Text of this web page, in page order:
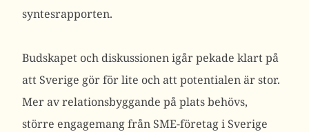
syntesrapporten.
Budskapet och diskussionen igår pekade klart på
att Sverige gör för lite och att potentialen är stor.
Mer av relationsbyggande på plats behövs,
större engagemang från SME-företag i Sverige